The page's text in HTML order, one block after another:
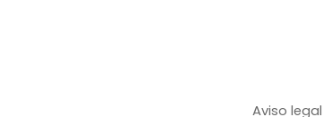
Aviso legal